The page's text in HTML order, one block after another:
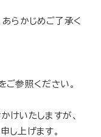
らかじめご了承く
参照ください。
けいたしますが、
し上げます。